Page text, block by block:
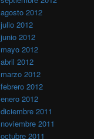
agosto 2012
julio 2012
junio 2012
mayo 2012
abril 2012
marzo 2012
febrero 2012
enero 2012
diciembre 2011
noviembre 2011
octubre 2011